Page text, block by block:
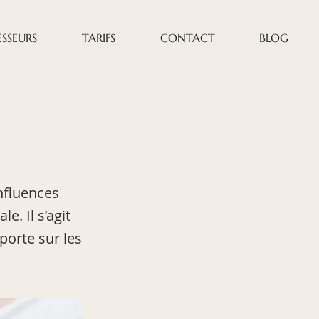
TARIFS CONTACT BLOG
Il s’agit
sur les